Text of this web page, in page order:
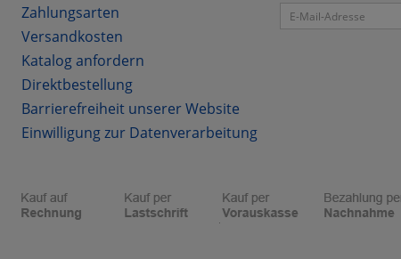
Zahlungsarten
Versandkosten
Katalog anfordern
Direktbestellung
Barrierefreiheit unserer Website
Einwilligung zur Datenverarbeitung